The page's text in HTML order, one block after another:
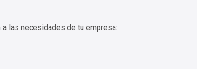
las necesidades de tu empresa: